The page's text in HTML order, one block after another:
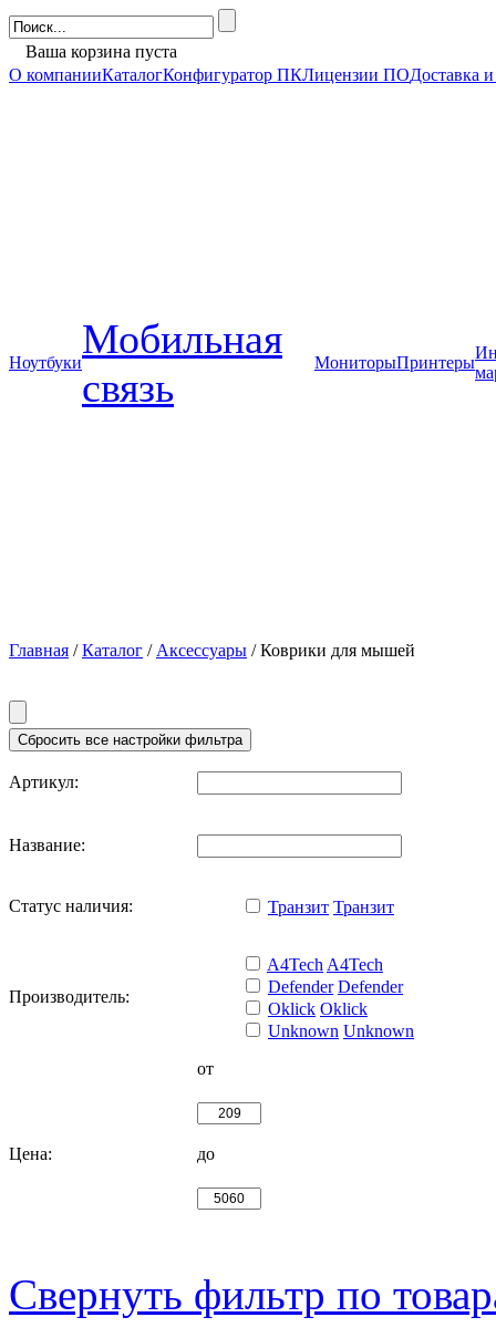
Ваша корзина пуста
О компанииКаталогКонфигуратор ПКЛицензии ПОДоставка
Ноутбуки
Мобильная
связь
МониторыПринтеры
Главная /Каталог / Аксессуары / Коврики для мышей
Артикул:
Название:
Статус наличия: Транзит Транзит
Производитель:
A4Tech A4Tech
Defender Defender
Oklick Oklick
Unknown Unknown
Цена:
от
до
Свернуть фильтр по